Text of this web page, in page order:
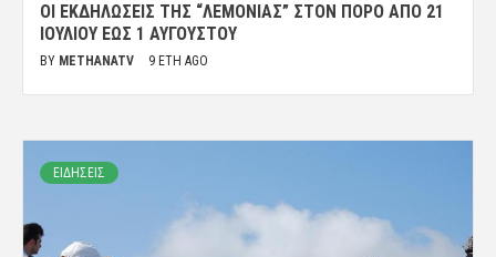
ΟΙ ΕΚΔΗΛΏΣΕΙΣ ΤΗΣ “ΛΕΜΟΝΙΆΣ” ΣΤΟΝ ΠΌΡΟ ΑΠΟ 21
ΙΟΥΛΊΟΥ ΈΩΣ 1 ΑΥΓΟΎΣΤΟΥ
BY METHANATV 9 ΈΤΗ AGO
ΕΙΔΗΣΕΙΣ